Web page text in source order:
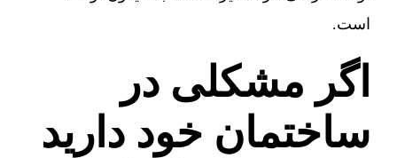
است.
اگر مشکلی در
ساختمان خود دارید